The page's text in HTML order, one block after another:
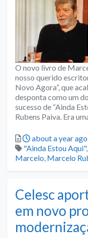
O novo livro de
nosso querido
Novo Agora”, que
desponta como um
sucesso de “Ainda
Rubens Paiva. Era
Posted
about a year ago
Tags
"Ainda Estou Aqui",
Marcelo, Marcelo
Celesc
em novo